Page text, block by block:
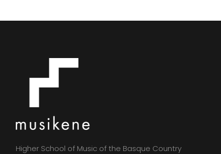
Higher School of Music of the Basque Country